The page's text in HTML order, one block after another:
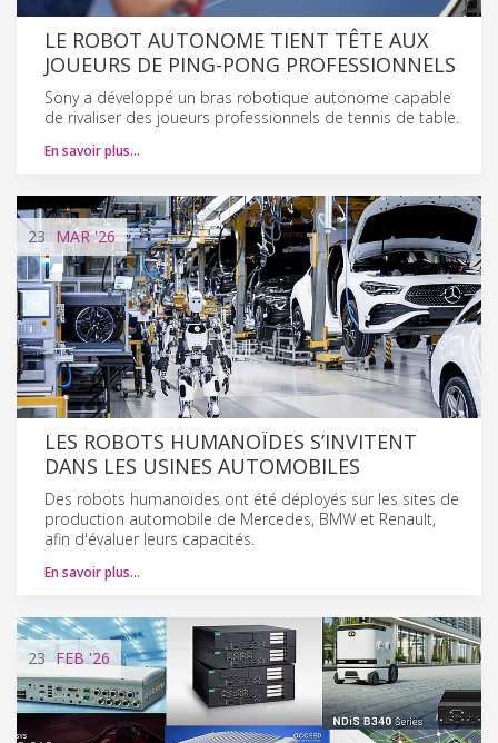
LE ROBOT AUTONOME TIENT TÊTE AUX
JOUEURS DE PING-PONG PROFESSIONNELS
Sony a développé un bras robotique autonome capable
de rivaliser des joueurs professionnels de tennis de table.
En savoir plus…
23 MAR'26
LES ROBOTS HUMANOÏDES S’INVITENT
DANS LES USINES AUTOMOBILES
Des robots humanoïdes ont été déployés sur les sites de
production automobile de Mercedes, BMW et Renault,
afin d'évaluer leurs capacités.
En savoir plus…
23 FEB'26